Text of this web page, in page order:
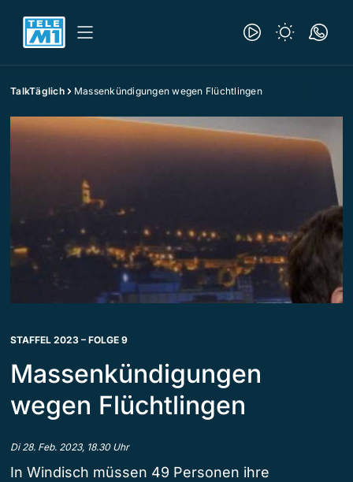
TalkTäglich Massenkündigungen wegen Flüchtlingen
STAFFEL 2023 – FOLGE 9
Massenkündigungen
wegen Flüchtlingen
Di 28. Feb. 2023, 18.30 Uhr
In Windisch müssen 49 Personen ihre